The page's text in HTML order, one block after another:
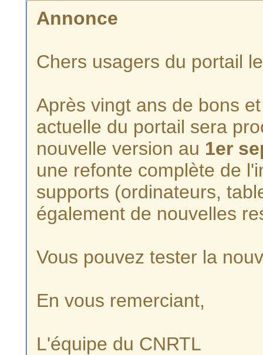
Annonce
Chers usagers du portail
Après vingt ans de bons
actuelle du portail sera
nouvelle version au 1er
une refonte complète de
supports (ordinateurs,
également de nouvelles
Vous pouvez tester la
En vous remerciant,
L'équipe du CNRTL